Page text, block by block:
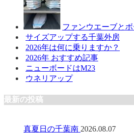
ファンウエーブと
サイズアップする千葉外房
2026年は何に乗りますか？
2026年 おすすめ記事
ニューボードはM23
ウネリアップ
最新の投稿
真夏日の千葉南 2026.08.07